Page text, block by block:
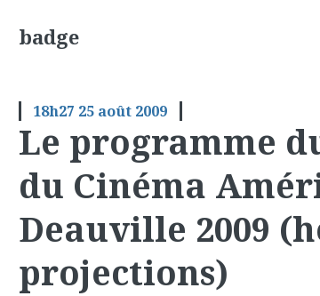
badge
18h27 25 août 2009
Le programme
du Cinéma
Deauville 2009
projections)